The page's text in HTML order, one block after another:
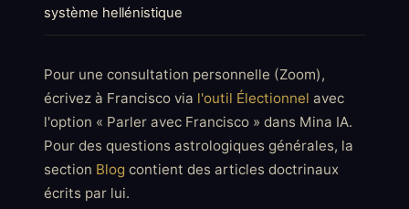
système hellénistique
Pour une consultation personnelle (Zoom),
écrivez à Francisco via l'outil Électionnel avec
l'option « Parler avec Francisco » dans Mina IA.
Pour des questions astrologiques générales, la
section Blog contient des articles doctrinaux
écrits par lui.